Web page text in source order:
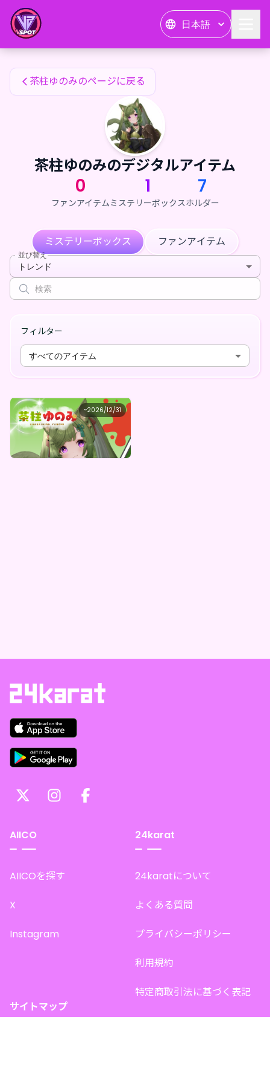
日本語
茶柱ゆのみのファンアイテム
茶柱ゆのみのページに戻る
茶柱ゆのみのデジタルアイテム
0
ファンアイテム
1
ミステリーボックス
7
ホルダー
ミステリーボックス ファンアイテム
並び替え
トレンド
フィルター
すべてのアイテム
~2026/12/31
茶柱ゆのみ
茶柱ゆのみ 書き下ろし！茶柱ゆのみ激レアオリジナルガチャ
最低価格
購入はこちら
AIICO
AIICOを探す
X
Instagram
24karat
24karatについて
よくある質問
プライバシーポリシー
利用規約
特定商取引法に基づく表記
サイトマップ
茶柱ゆのみのファンアイテム — 24karat